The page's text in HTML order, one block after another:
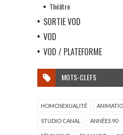
Théâtre
SORTIE VOD
VOD
VOD / PLATEFORME
MOTS-CLEFS
HOMOSEXUALITÉ
STUDIO CANAL ANNÉES 90